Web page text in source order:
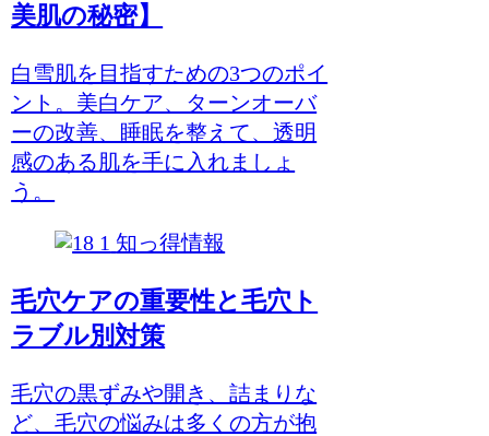
美肌の秘密】
白雪肌を目指すための3つのポイ
ント。美白ケア、ターンオーバ
ーの改善、睡眠を整えて、透明
感のある肌を手に入れましょ
う。
知っ得情報
毛穴ケアの重要性と毛穴ト
ラブル別対策
毛穴の黒ずみや開き、詰まりな
ど、毛穴の悩みは多くの方が抱